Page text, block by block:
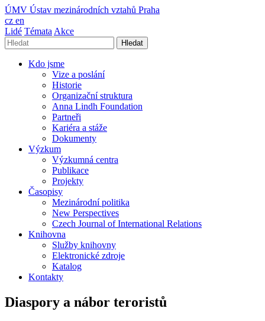
ÚMV Ústav mezinárodních vztahů Praha
cz en
Lidé Témata Akce
Hledat
Kdo jsme
Vize a poslání
Historie
Organizační struktura
Anna Lindh Foundation
Partneři
Kariéra a stáže
Dokumenty
Výzkum
Výzkumná centra
Publikace
Projekty
Časopisy
Mezinárodní politika
New Perspectives
Czech Journal of International Relations
Knihovna
Služby knihovny
Elektronické zdroje
Katalog
Kontakty
Diaspory a nábor teroristů